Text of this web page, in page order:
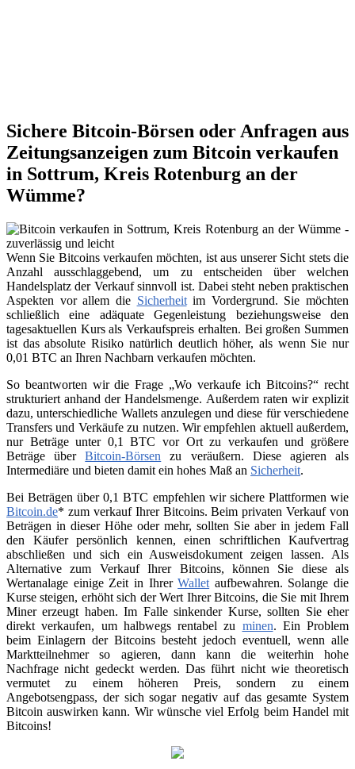
Sichere Bitcoin-Börsen oder Anfragen aus
Zeitungsanzeigen zum Bitcoin verkaufen
in Sottrum, Kreis Rotenburg an der
Wümme?
Wenn Sie Bitcoins verkaufen möchten, ist aus unserer Sicht stets die
Anzahl ausschlaggebend, um zu entscheiden über welchen
Handelsplatz der Verkauf sinnvoll ist. Dabei steht neben praktischen
Aspekten vor allem die Sicherheitim Vordergrund. Sie möchten
schließlich eine adäquate Gegenleistung beziehungsweise den
tagesaktuellen Kurs als Verkaufspreis erhalten. Bei großen Summen
ist das absolute Risiko natürlich deutlich höher, als wenn Sie nur
0,01 BTC an Ihren Nachbarn verkaufen möchten.
So beantworten wir die Frage „Wo verkaufe ich Bitcoins?“ recht
strukturiert anhand der Handelsmenge. Außerdem raten wir explizit
dazu, unterschiedliche Wallets anzulegen und diese für verschiedene
Transfers und Verkäufe zu nutzen. Wir empfehlen aktuell außerdem,
nur Beträge unter 0,1 BTC vor Ort zu verkaufen und größere
Beträge überBitcoin-Börsen zu veräußern. Diese agieren als
Intermediäre und bieten damit ein hohes Maß an Sicherheit.
Bei Beträgen über 0,1 BTC empfehlen wir sichere Plattformen wie
Bitcoin.de* zum verkauf Ihrer Bitcoins. Beim privaten Verkauf von
Beträgen in dieser Höhe oder mehr, sollten Sie aber in jedem Fall
den Käufer persönlich kennen, einen schriftlichen Kaufvertrag
abschließen und sich ein Ausweisdokument zeigen lassen. Als
Alternative zum Verkauf Ihrer Bitcoins, können Sie diese als
Wertanalage einige Zeit in IhrerWallet aufbewahren. Solange die
Kurse steigen, erhöht sich der Wert Ihrer Bitcoins, die Sie mit Ihrem
Miner erzeugt haben. Im Falle sinkender Kurse, sollten Sie eher
direkt verkaufen, um halbwegs rentabel zu minen. Ein Problem
beim Einlagern der Bitcoins besteht jedoch eventuell, wenn alle
Marktteilnehmer so agieren, dann kann die weiterhin hohe
Nachfrage nicht gedeckt werden. Das führt nicht wie theoretisch
vermutet zu einem höheren Preis, sondern zu einem
Angebotsengpass, der sich sogar negativ auf das gesamte System
Bitcoin auswirken kann. Wir wünsche viel Erfolg beim Handel mit
Bitcoins!